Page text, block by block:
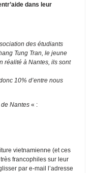
dans leur
des étudiants
Tung Tran, le jeune
à Nantes, ils sont
10% d’entre nous
Nantes « :
vietnamienne (et ces
francophiles sur leur
par e-mail l’adresse